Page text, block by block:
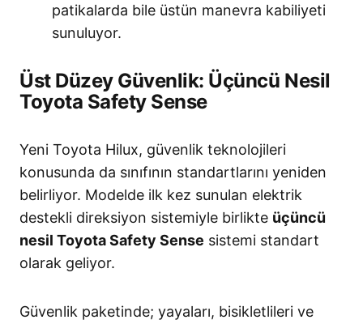
patikalarda bile üstün manevra kabiliyeti
sunuluyor.
Üst Düzey Güvenlik: Üçüncü Nesil
Toyota Safety Sense
Yeni Toyota Hilux, güvenlik teknolojileri
konusunda da sınıfının standartlarını yeniden
belirliyor. Modelde ilk kez sunulan elektrik
destekli direksiyon sistemiyle birlikte üçüncü
nesil Toyota Safety Sense sistemi standart
olarak geliyor.
Güvenlik paketinde; yayaları, bisikletlileri ve